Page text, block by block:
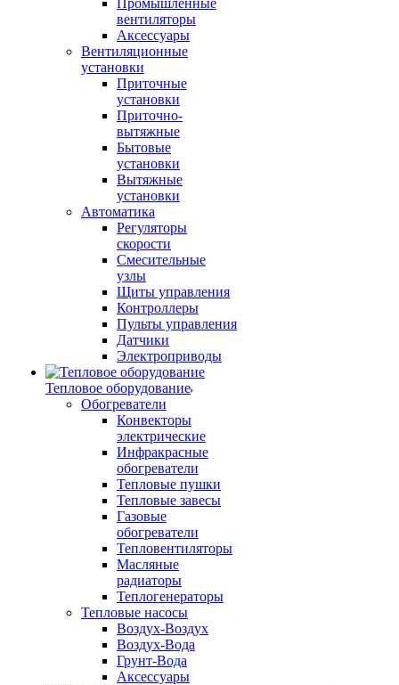
Промышленные
вентиляторы
Аксессуары
Вентиляционные
установки
Приточные
установки
Приточно-
вытяжные
Бытовые
установки
Вытяжные
установки
Автоматика
Регуляторы
скорости
Смесительные
узлы
Щиты управления
Контроллеры
Пульты управления
Датчики
Электроприводы
Тепловое оборудование
Обогреватели
Конвекторы
электрические
Инфракрасные
обогреватели
Тепловые пушки
Тепловые завесы
Газовые
обогреватели
Тепловентиляторы
Масляные
радиаторы
Теплогенераторы
Тепловые насосы
Воздух-Воздух
Воздух-Вода
Грунт-Вода
Аксессуары